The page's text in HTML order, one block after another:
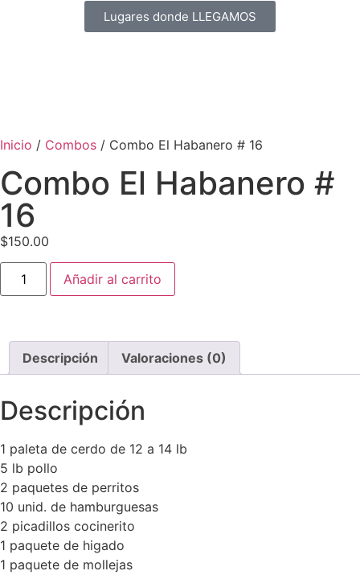
Lugares donde LLEGAMOS
Inicio / Combos / Combo El Habanero # 16
Combo El Habanero #
16
$150.00
Añadir al carrito
Descripción Valoraciones (0)
Descripción
1 paleta de cerdo de 12 a 14 lb
5 lb pollo
2 paquetes de perritos
10 unid. de hamburguesas
2 picadillos cocinerito
1 paquete de higado
1 paquete de mollejas